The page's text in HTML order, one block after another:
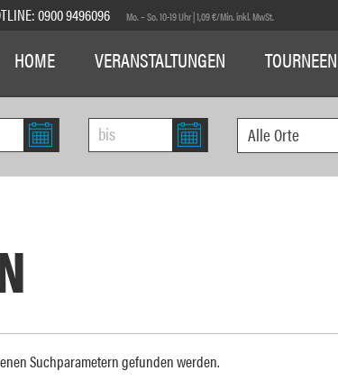
0900 9496096 Mo. – So. 10-19 Uhr | 1,09 €/Min. inkl. MwSt.
HOME VERANSTALTUNGEN TOURNEEN
Suchparametern gefunden werden.